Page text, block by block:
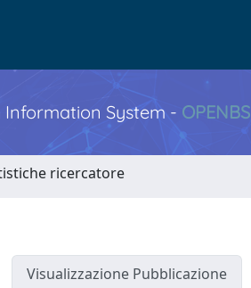
System - OPENBS
ricercatore
Visualizzazione Pubblicazione